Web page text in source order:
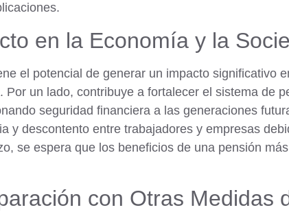
en la Economía y la
el potencial de generar un impacto significativo
Por un lado, contribuye a fortalecer el sistema de
seguridad financiera a las generaciones
y descontento entre trabajadores y empresas
se espera que los beneficios de una pensión
con Otras Medidas